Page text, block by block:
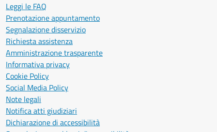
Leggi le FAQ
Prenotazione appuntamento
Segnalazione disservizio
Richiesta assistenza
Amministrazione trasparente
Informativa privacy
Cookie Policy
Social Media Policy
Note legali
Notifica atti giudiziari
Dichiarazione di accessibilità